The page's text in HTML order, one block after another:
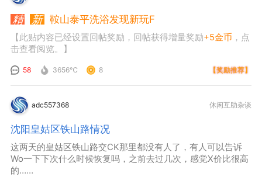
鞍山泰平洗浴发现新玩F
【此贴内容已经设置回帖奖励，回帖获得增量奖励+5金币 ，点
击查看阅览。】
58 3656℃ 8 【奖励推荐】
adc557368 休闲互助杂谈
沈阳皇姑区铁山路情况
这两天的皇姑区铁山路交CK那里都没有人了，有人可以告诉
Wo一下下次什么时候恢复吗，之前去过几次，感觉X价比很高
的……